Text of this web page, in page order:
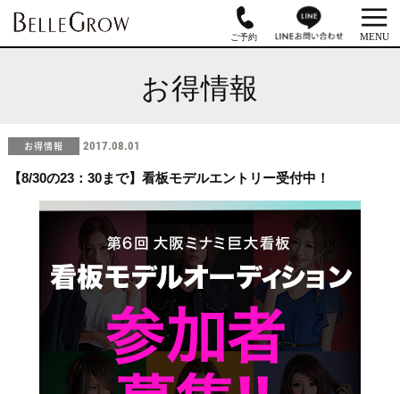
お得情報
お得情報 2017.08.01
【8/30の23：30まで】看板モデルエントリー受付中！